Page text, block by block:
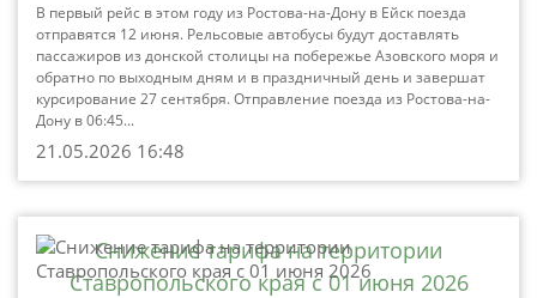
В первый рейс в этом году из Ростова-на-Дону в Ейск поезда
отправятся 12 июня. Рельсовые автобусы будут доставлять
пассажиров из донской столицы на побережье Азовского моря и
обратно по выходным дням и в праздничный день и завершат
курсирование 27 сентября. Отправление поезда из Ростова-на-
Дону в 06:45...
21.05.2026 16:48
Снижение тарифа на территории
Ставропольского края с 01 июня 2026